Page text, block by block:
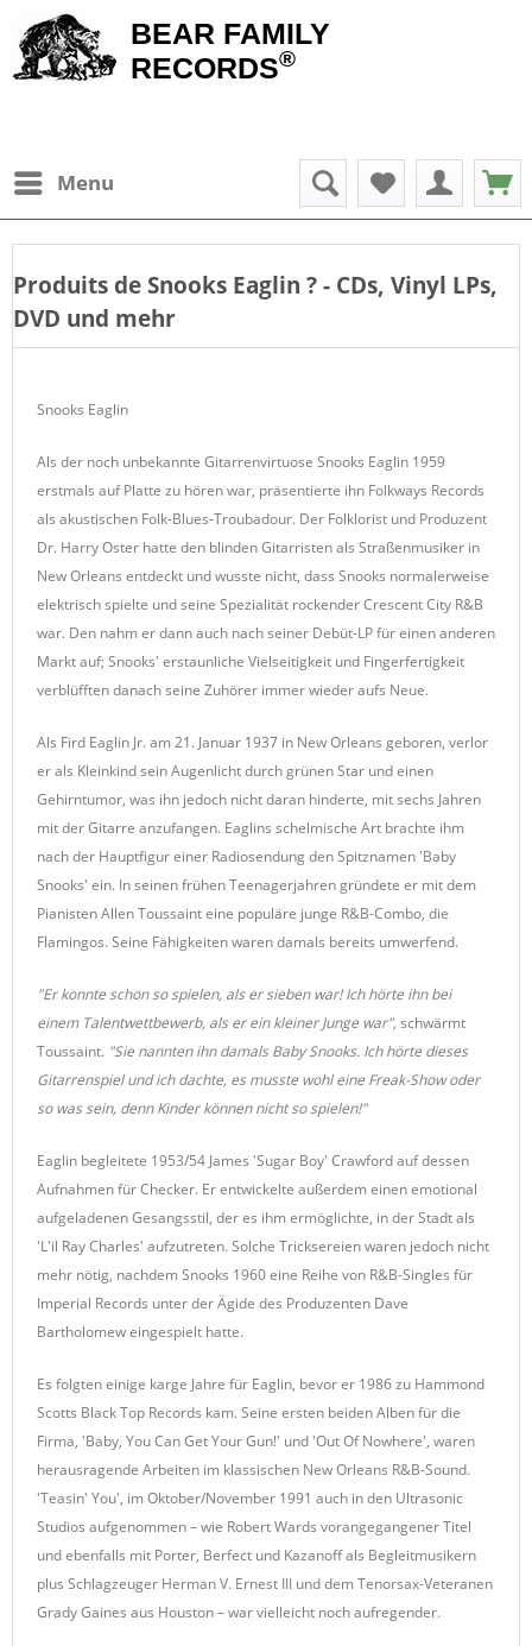
BEAR FAMILY
RECORDS®
Menu
Produits de Snooks Eaglin ? - CDs, Vinyl LPs,
DVD und mehr
Snooks Eaglin
Als der noch unbekannte Gitarrenvirtuose Snooks Eaglin 1959
erstmals auf Platte zu hören war, präsentierte ihn Folkways Records
als akustischen Folk-Blues-Troubadour. Der Folklorist und Produzent
Dr. Harry Oster hatte den blinden Gitarristen als Straßenmusiker in
New Orleans entdeckt und wusste nicht, dass Snooks normalerweise
elektrisch spielte und seine Spezialität rockender Crescent City R&B
war. Den nahm er dann auch nach seiner Debüt-LP für einen anderen
Markt auf; Snooks' erstaunliche Vielseitigkeit und Fingerfertigkeit
verblüfften danach seine Zuhörer immer wieder aufs Neue.
Als Fird Eaglin Jr. am 21. Januar 1937 in New Orleans geboren, verlor
er als Kleinkind sein Augenlicht durch grünen Star und einen
Gehirntumor, was ihn jedoch nicht daran hinderte, mit sechs Jahren
mit der Gitarre anzufangen. Eaglins schelmische Art brachte ihm
nach der Hauptfigur einer Radiosendung den Spitznamen 'Baby
Snooks' ein. In seinen frühen Teenagerjahren gründete er mit dem
Pianisten Allen Toussaint eine populäre junge R&B-Combo, die
Flamingos. Seine Fähigkeiten waren damals bereits umwerfend.
"Er konnte schon so spielen, als er sieben war! Ich hörte ihn bei
einem Talentwettbewerb, als er ein kleiner Junge war", schwärmt
Toussaint. "Sie nannten ihn damals Baby Snooks. Ich hörte dieses
Gitarrenspiel und ich dachte, es musste wohl eine Freak-Show oder
so was sein, denn Kinder können nicht so spielen!"
Eaglin begleitete 1953/54 James 'Sugar Boy' Crawford auf dessen
Aufnahmen für Checker. Er entwickelte außerdem einen emotional
aufgeladenen Gesangsstil, der es ihm ermöglichte, in der Stadt als
'L'il Ray Charles' aufzutreten. Solche Tricksereien waren jedoch nicht
mehr nötig, nachdem Snooks 1960 eine Reihe von R&B-Singles für
Imperial Records unter der Ägide des Produzenten Dave
Bartholomew eingespielt hatte.
Es folgten einige karge Jahre für Eaglin, bevor er 1986 zu Hammond
Scotts Black Top Records kam. Seine ersten beiden Alben für die
Firma, 'Baby, You Can Get Your Gun!' und 'Out Of Nowhere', waren
herausragende Arbeiten im klassischen New Orleans R&B-Sound.
'Teasin' You', im Oktober/November 1991 auch in den Ultrasonic
Studios aufgenommen – wie Robert Wards vorangegangener Titel
und ebenfalls mit Porter, Berfect und Kazanoff als Begleitmusikern
plus Schlagzeuger Herman V. Ernest III und dem Tenorsax-Veteranen
Grady Gaines aus Houston – war vielleicht noch aufregender.